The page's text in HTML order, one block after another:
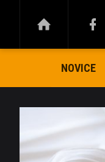
NOVICE